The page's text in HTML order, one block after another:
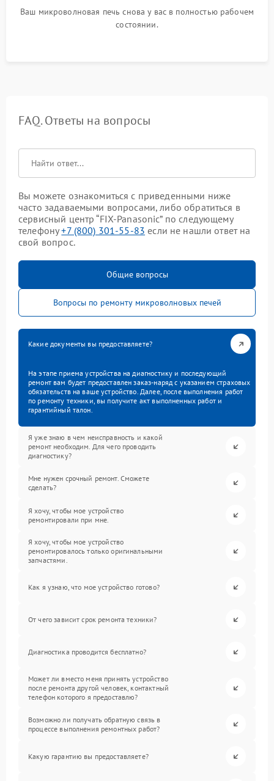
Ваш микроволновая печь снова у вас в полностью рабочем
состоянии.
FAQ. Ответы на вопросы
Вы можете ознакомиться с приведенными ниже
часто задаваемыми вопросами, либо обратиться в
сервисный центр “FIX-Panasonic” по следующему
телефону+7 (800) 301-55-83 если не нашли ответ на
свой вопрос.
Общие вопросы
Вопросы по ремонту микроволновых печей
Какие документы вы предоставляете?
На этапе приема устройства на диагностику и последующий
ремонт вам будет предоставлен заказ-наряд с указанием страховых
обязательств на ваше устройство. Далее, после выполнения работ
по ремонту техники, вы получите акт выполненных работ и
гарантийный талон.
Я уже знаю в чем неисправность и какой
ремонт необходим. Для чего проводить
диагностику?
Мне нужен срочный ремонт. Сможете
сделать?
Я хочу, чтобы мое устройство
ремонтировали при мне.
Я хочу, чтобы мое устройство
ремонтировалось только оригинальными
запчастями.
Как я узнаю, что мое устройство готово?
От чего зависит срок ремонта техники?
Диагностика проводится бесплатно?
Может ли вместо меня принять устройство
после ремонта другой человек, контактный
телефон которого я предоставлю?
Возможно ли получать обратную связь в
процессе выполнения ремонтных работ?
Какую гарантию вы предоставляете?